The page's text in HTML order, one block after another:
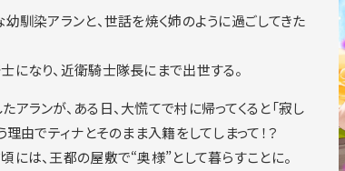
幼馴染アランと、世話を焼く姉のように過ごしてきた
になり、近衛騎士隊長にまで出世する。
ランが、ある日、大慌てで村に帰ってくると「寂し
理由でティナとそのまま入籍をしてしまって！？
には、王都の屋敷で“奥様”として暮らすことに。